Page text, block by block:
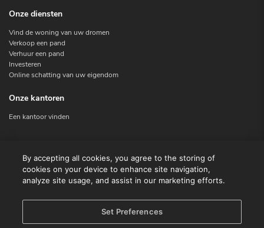
Onze diensten
Vind de woning van uw dromen
Verkoop een pand
Verhuur een pand
Investeren
Online schatting van uw eigendom
Onze kantoren
Een kantoor vinden
Contact
Facebook
By accepting all cookies, you agree to the storing of
cookies on your device to enhance site navigation,
analyze site usage, and assist in our marketing efforts.
Set Preferences